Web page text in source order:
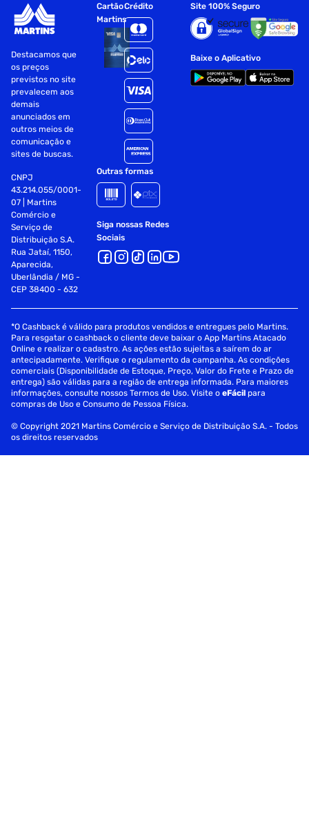
Destacamos que
os preços
previstos no site
prevalecem aos
demais
anunciados em
outros meios de
comunicação e
sites de buscas.
CNPJ
43.214.055/0001-
07 | Martins
Comércio e
Serviço de
Distribuição S.A.
Rua Jataí, 1150,
Aparecida,
Uberlândia / MG -
CEP 38400 - 632
Cartão
Martins
Crédito
Outras formas
Siga nossas Redes
Sociais
Site 100% Seguro
Baixe o Aplicativo
*O Cashback é válido para produtos vendidos e entregues pelo Martins.
Para resgatar o cashback o cliente deve baixar o App Martins Atacado
Online e realizar o cadastro. As ações estão sujeitas a saírem do ar
antecipadamente. Verifique o regulamento da campanha. As condições
comerciais (Disponibilidade de Estoque, Preço, Valor do Frete e Prazo de
entrega) são válidas para a região de entrega informada. Para maiores
informações, consulte nossos Termos de Uso. Visite oeFácil para
compras de Uso e Consumo de Pessoa Física.
© Copyright 2021 Martins Comércio e Serviço de Distribuição S.A. - Todos
os direitos reservados